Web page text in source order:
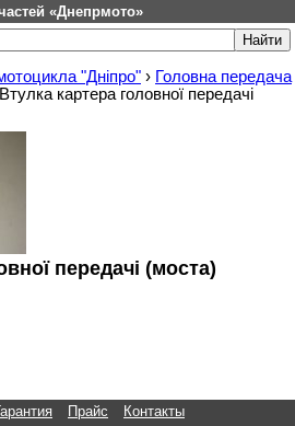
«Днепрмото»
"Дніпро" › Головна передача
Втулка картера головної передачі
передачі (моста)
Прайс
Контакты